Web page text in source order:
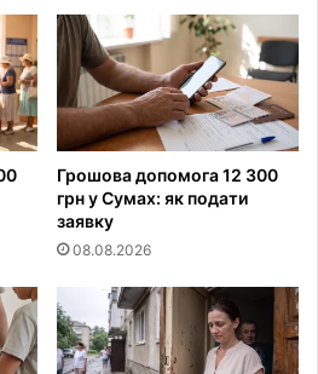
Грошова допомога 12 300
грн у Сумах: як подати
заявку
08.08.2026